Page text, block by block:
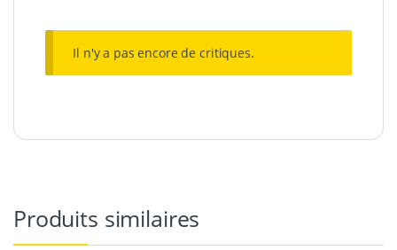
Il n'y a pas encore de critiques.
Produits similaires